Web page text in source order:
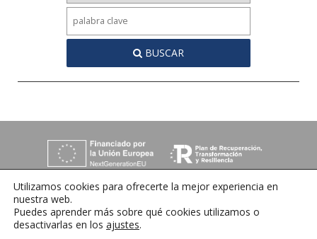
BUSCAR
C/ Orense 6, 36970 Sanxenxo, Pontevedra
Utilizamos cookies para ofrecerte la mejor experiencia en
nuestra web.
Puedes aprender más sobre qué cookies utilizamos o
desactivarlas en los ajustes.